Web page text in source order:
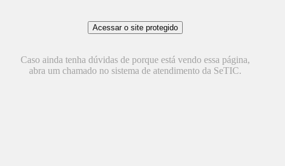
Caso ainda tenha dúvidas de porque está vendo essa página,
abra um chamado no sistema de atendimento da SeTIC.